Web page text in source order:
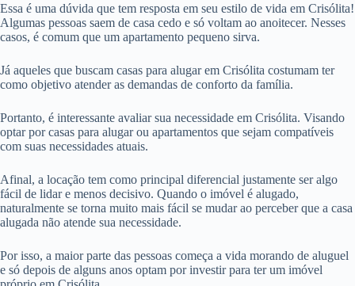
Essa é uma dúvida que tem resposta em seu estilo de vida em Crisólita!
Algumas pessoas saem de casa cedo e só voltam ao anoitecer. Nesses
casos, é comum que um apartamento pequeno sirva.
Já aqueles que buscam casas para alugar em Crisólita costumam ter
como objetivo atender as demandas de conforto da família.
Portanto, é interessante avaliar sua necessidade em Crisólita. Visando
optar por casas para alugar ou apartamentos que sejam compatíveis
com suas necessidades atuais.
Afinal, a locação tem como principal diferencial justamente ser algo
fácil de lidar e menos decisivo. Quando o imóvel é alugado,
naturalmente se torna muito mais fácil se mudar ao perceber que a casa
alugada não atende sua necessidade.
Por isso, a maior parte das pessoas começa a vida morando de aluguel
e só depois de alguns anos optam por investir para ter um imóvel